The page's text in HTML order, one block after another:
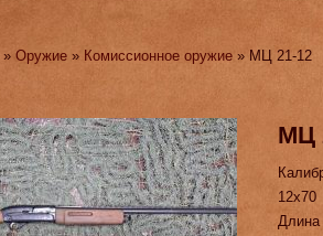
»Оружие » Комиссионное оружие » МЦ 21-12
МЦ
12х70